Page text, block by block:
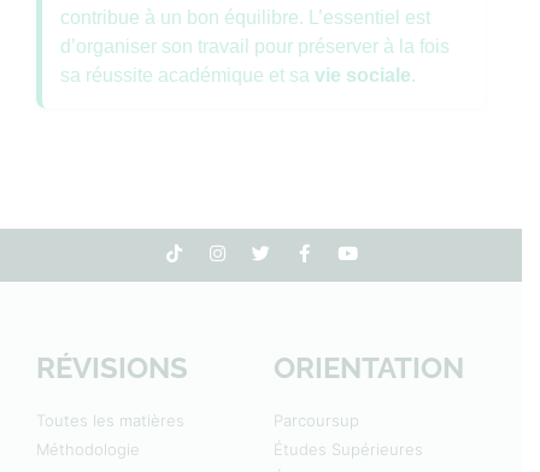
contribue à un bon équilibre. L’essentiel est
d’organiser son travail pour préserver à la fois
sa réussite académique et sa vie sociale.
RÉVISIONS
Toutes les matières
Méthodologie
ORIENTATION
Parcoursup
Études Supérieures